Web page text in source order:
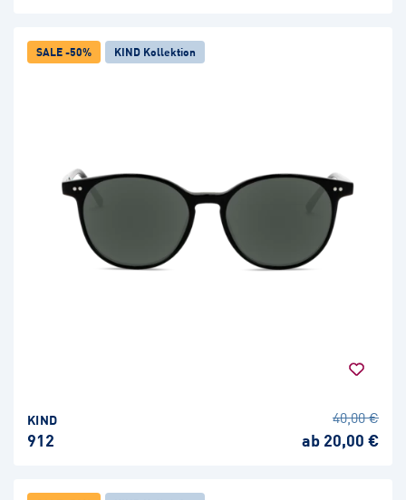
SALE -50% KIND Kollektion
KIND
912
40,00 €
ab 20,00 €